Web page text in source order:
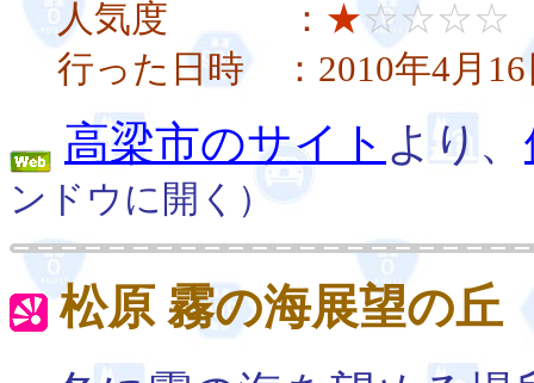
人気度 ： ★☆☆☆☆
行った日時 ：2010年4月16
高梁市のサイト より、
ンドウに開く）
松原 霧の海展望の丘